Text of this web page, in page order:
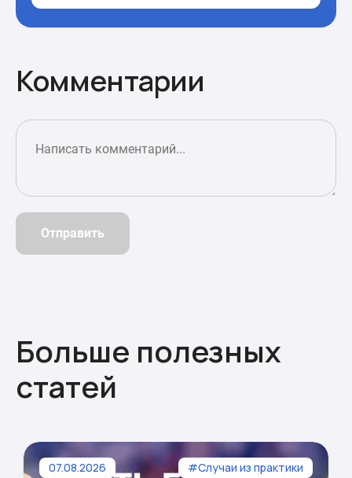
Комментарии
Отправить
Больше полезных
статей
07.08.2026 #Случаи из практики